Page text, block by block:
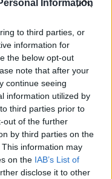
Information
to third parties, or
information for
the below opt-out
note that after your
continue seeing
information utilized by
third parties prior to
out of the further
by third parties on the
This information may
on the IAB’s List of
disclose it to other
a vállalathoz.
területén
Az elmúlt
és irányításáért
a számviteli
valamint a